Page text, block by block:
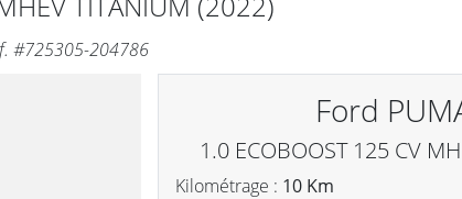
#725305-204786
Ford
1.0 ECOBOOST 125 CV
Kilométrage : 10 Km